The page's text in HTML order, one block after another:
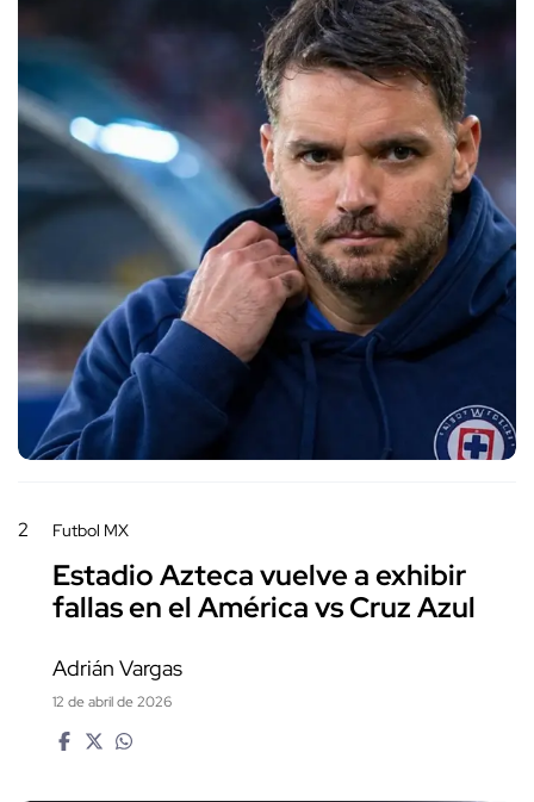
2 Futbol MX
Estadio Azteca vuelve a exhibir
fallas en el América vs Cruz Azul
Adrián Vargas
12 de abril de 2026